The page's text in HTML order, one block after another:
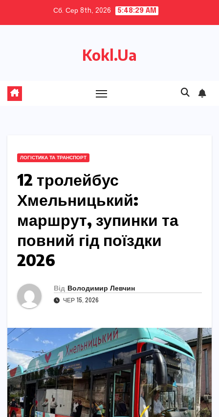
Сб. Сер 8th, 2026 5:48:30 AM
Kokl.Ua
ЛОГІСТИКА ТА ТРАНСПОРТ
12 тролейбус
Хмельницький:
маршрут, зупинки та
повний гід поїздки
2026
Від Володимир Левчин
ЧЕР 15, 2026